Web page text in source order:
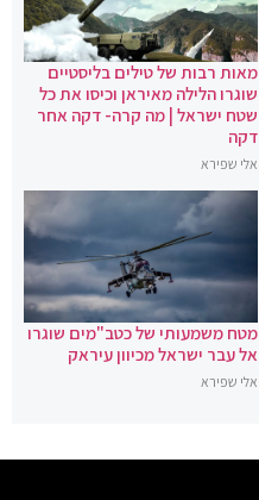
מאות רבות של טילים בליסטיים
שוגרו הלילה מאיראן וכיסו את כל
שטח ישראל | מה קרה- דקה אחר
דקה
אלי שפירא
מטח משמעותי של כטב"מים שוגרו
אל עבר ישראל מכיוון עיראק
אלי שפירא